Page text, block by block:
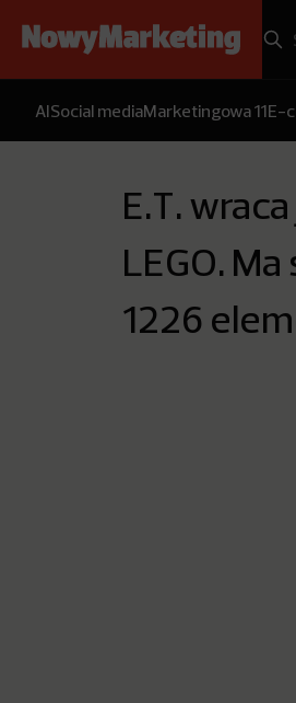
AISocial mediaMarketingowa 11E-
E.T.
LEGO.
1226